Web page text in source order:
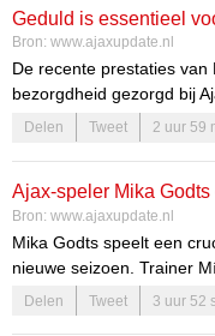
Geduld is essentieel
Ajax
Bron: www.ajaxupdate.nl
De recente prestaties
bezorgdheid gezorgd bij
iedereen op om geduld
druk rondom de speler is
ondersteunen.
Delen Tweet 2 uur 59
Ajax-speler Mika
Bron: www.ajaxupdate.nl
Mika Godts speelt een
nieuwe seizoen. Trainer
jonge speler
maar verhoogt. Met zijn
Delen Tweet 3 uur 52